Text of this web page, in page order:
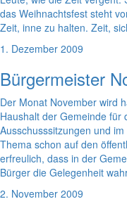
das Weihnachtsfest steht
Zeit, inne zu halten. Zeit,
1. Dezember 2009
Bürgermeister
Der Monat November wird
Haushalt der Gemeinde für
Ausschusssitzungen und
Thema schon auf den
erfreulich, dass in der
Bürger die Gelegenheit
2. November 2009